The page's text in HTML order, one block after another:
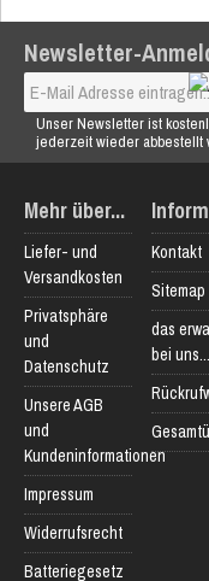
Newsletter-
Unser Newsletter ist
jederzeit wieder abbestellt
Mehr über...
Liefer- und
Versandkosten
Privatsphäre
und
Datenschutz
Unsere AGB
und
Kundeninformationen
Impressum
Widerrufsrecht
Batteriegesetz
Kontakt
Sitemap
das
bei uns...